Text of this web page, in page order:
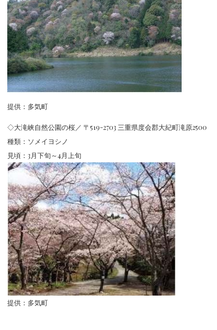
提供：多気町
◇大滝峡自然公園の桜／ 〒519-2703 三重県度会郡大紀町滝原2500
種類：ソメイヨシノ
見頃：3月下旬～4月上旬
提供：多気町